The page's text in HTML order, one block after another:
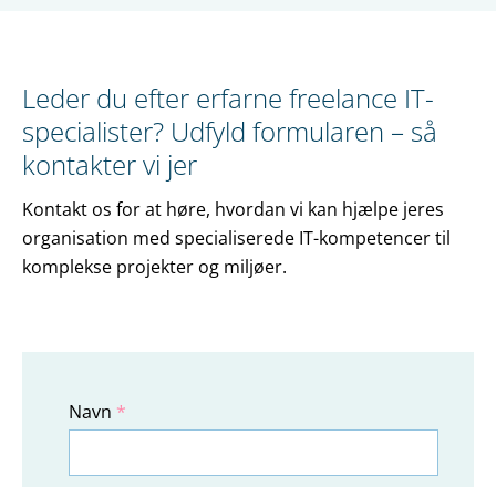
Leder du efter erfarne freelance IT-
specialister? Udfyld formularen – så
kontakter vi jer
Kontakt os for at høre, hvordan vi kan hjælpe jeres
organisation med specialiserede IT-kompetencer til
komplekse projekter og miljøer.
Navn *